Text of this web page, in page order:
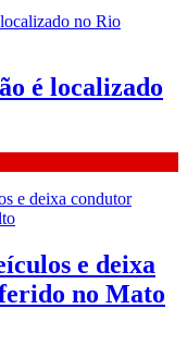
é localizado
e deixa
no Mato